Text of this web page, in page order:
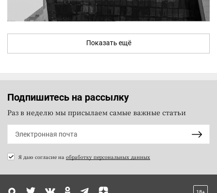
Показать ещё
Подпишитесь на рассылку
Раз в неделю мы присылаем самые важные статьи
Я даю согласие на обработку персональных данных